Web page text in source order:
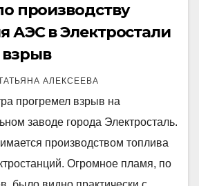
производству
АЭС в Электростали
АЛЕКСЕЕВА
прогремел взрыв на
заводе города Электросталь.
производством топлива
Огромное пламя, по